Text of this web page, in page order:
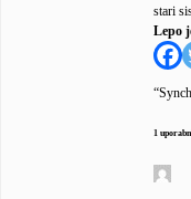
stari
Lepo
1